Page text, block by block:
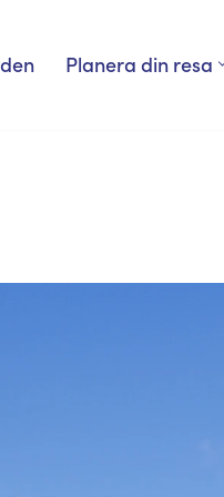
Planera din resa